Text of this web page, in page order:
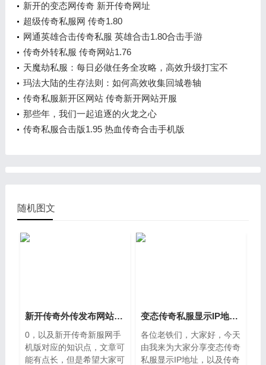
新开的变态网传奇 新开传奇网址
超级传奇私服网 传奇1.80
网通英雄合击传奇私服 英雄合击1.80合击手游
传奇外转私服 传奇网站1.76
天魔劫私服：每日必做任务全攻略，高效升级打宝不
走弯路！
玛法大陆的生存法则：如何高效收集回城卷轴
传奇私服新开区网站 传奇新开网站开服
那些年，我们一起追逐的火龙之心
传奇私服合击版1.95 热血传奇合击手机版
随机图文
新开传奇外传发布网站2.0 新开传奇新服网手机版
0，以及新开传奇新服网手
机版对应的知识点，文章可
能有点长，但是希望大家可
变态传奇私服显示IP地址 传奇手游私sf平台
各位老铁们，大家好，今天
由我来为大家分享变态传奇
私服显示IP地址，以及传奇